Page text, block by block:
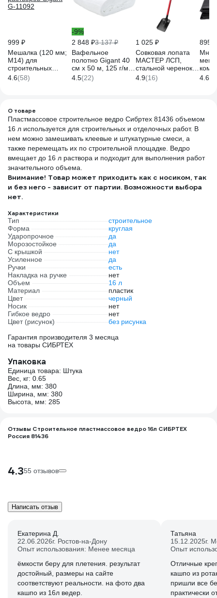
999 ₽
Мешалка (120 мм;
М14) для
строительных
растворов Gigant
G-11092
4.6(58)
-9%
2 848 ₽3 137 ₽
Вафельное
полотно Gigant 40
см х 50 м, 125 г/м2
GVL-200
4.5(22)
1 025 ₽
Совковая лопата
МАСТЕР ЛСП,
стальной черенок, с
рукояткой, ЗУБР
39524
4.9(16)
895 ₽
4.6
О товаре
Пластмассовое строительное ведро Сибртех 81436 объемом
16 л используется для строительных и отделочных работ. В
нем можно замешивать клеевые и штукатурные смеси, а
также перемещать их по строительной площадке. Ведро
вмещает до 16 л раствора и подходит для выполнения работ
значительного объема.
Внимание! Товар может приходить как с носиком, так
и без него - зависит от партии. Возможности выбора
нет.
Характеристики
Тип
строительное
Форма
круглая
Ударопрочное
да
Морозостойкое
да
С крышкой
нет
Усиленное
да
Ручки
есть
Накладка на ручке
нет
Объем
16 л
Материал
пластик
Цвет
черный
Носик
нет
Гибкое ведро
нет
Цвет (рисунок)
без рисунка
Гарантия производителя 3 месяца
на товары СИБРТЕХ
Упаковка
Единица товара: Штука
Вес, кг: 0.65
Длина, мм: 380
Ширина, мм: 380
Высота, мм: 285
Отзывы Строительное пластмассовое ведро 16л СИБРТЕХ
Россия 81436
4.355 отзывов
Написать отзыв
Екатерина Д.
22.06.2026г. Ростов-на-Дону
Опыт использования: Менее месяца
ёмкости беру для плетения. результат
достойный, размеры на сайте
соответствуют реальности. на фото два
кашпо из 16л ведер.
Татьяна
15.12.2025г.
Опыт
Отличные
кашпо из
пришли все
практически